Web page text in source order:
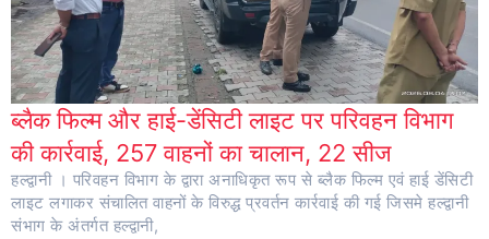
ब्लैक फिल्म और हाई-डेंसिटी लाइट पर परिवहन विभाग
की कार्रवाई, 257 वाहनों का चालान, 22 सीज
हल्द्वानी । परिवहन विभाग के द्वारा अनाधिकृत रूप से ब्लैक फिल्म एवं हाई डेंसिटी
लाइट लगाकर संचालित वाहनों के विरुद्ध प्रवर्तन कार्रवाई की गई जिसमे हल्द्वानी
संभाग के अंतर्गत हल्द्वानी,